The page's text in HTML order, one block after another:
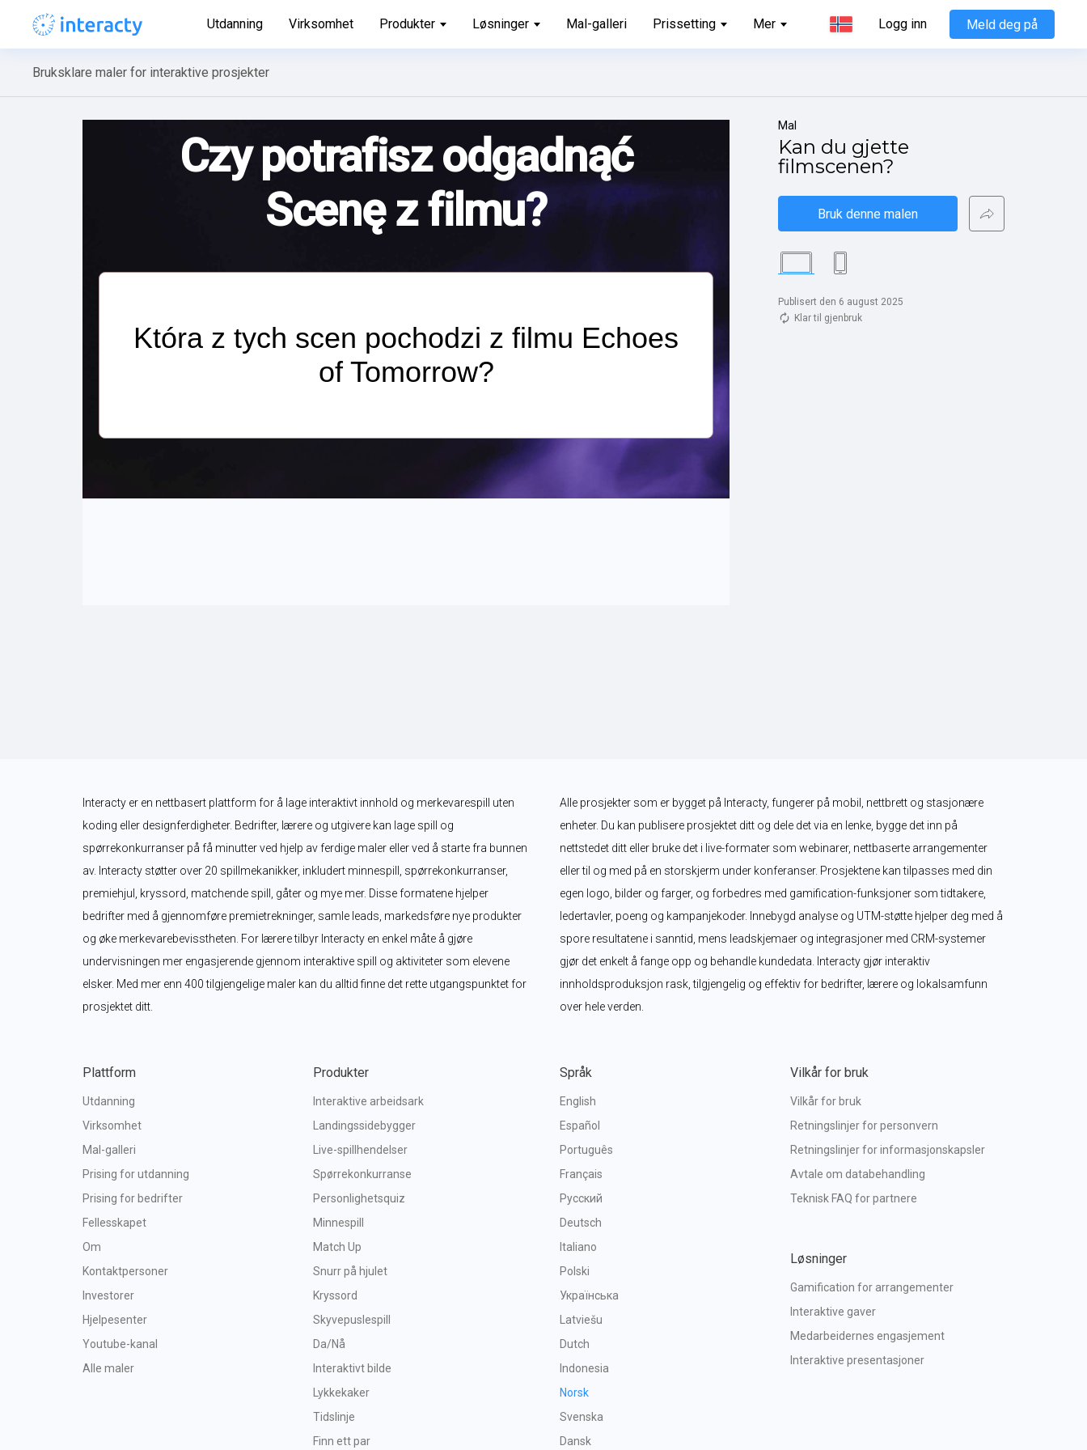
Utdanning Virksomhet Produkter Løsninger Mal-galleri Prissetting Mer Logg inn Meld deg på
Bruksklare maler for interaktive prosjekter
Mal
Kan du gjette
filmscenen?
Bruk denne malen
Publisert den 6 august 2025
Klar til gjenbruk
Interacty er en nettbasert plattform for å lage interaktivt innhold og merkevarespill uten
koding eller designferdigheter. Bedrifter, lærere og utgivere kan lage spill og
spørrekonkurranser på få minutter ved hjelp av ferdige maler eller ved å starte fra bunnen
av. Interacty støtter over 20 spillmekanikker, inkludert minnespill, spørrekonkurranser,
premiehjul, kryssord, matchende spill, gåter og mye mer. Disse formatene hjelper
bedrifter med å gjennomføre premietrekninger, samle leads, markedsføre nye produkter
og øke merkevarebevisstheten. For lærere tilbyr Interacty en enkel måte å gjøre
undervisningen mer engasjerende gjennom interaktive spill og aktiviteter som elevene
elsker. Med mer enn 400 tilgjengelige maler kan du alltid finne det rette utgangspunktet for
prosjektet ditt.
Alle prosjekter som er bygget på Interacty, fungerer på mobil, nettbrett og stasjonære
enheter. Du kan publisere prosjektet ditt og dele det via en lenke, bygge det inn på
nettstedet ditt eller bruke det i live-formater som webinarer, nettbaserte arrangementer
eller til og med på en storskjerm under konferanser. Prosjektene kan tilpasses med din
egen logo, bilder og farger, og forbedres med gamification-funksjoner som tidtakere,
ledertavler, poeng og kampanjekoder. Innebygd analyse og UTM-støtte hjelper deg med å
spore resultatene i sanntid, mens leadskjemaer og integrasjoner med CRM-systemer
gjør det enkelt å fange opp og behandle kundedata. Interacty gjør interaktiv
innholdsproduksjon rask, tilgjengelig og effektiv for bedrifter, lærere og lokalsamfunn
over hele verden.
Plattform
Utdanning
Virksomhet
Mal-galleri
Prising for utdanning
Prising for bedrifter
Fellesskapet
Om
Kontaktpersoner
Investorer
Hjelpesenter
Youtube-kanal
Alle maler
Produkter
Interaktive arbeidsark
Landingssidebygger
Live-spillhendelser
Spørrekonkurranse
Personlighetsquiz
Minnespill
Match Up
Snurr på hjulet
Kryssord
Skyvepuslespill
Da/Nå
Interaktivt bilde
Lykkekaker
Tidslinje
Finn ett par
Språk
English
Español
Português
Français
Русский
Deutsch
Italiano
Polski
Українська
Latviešu
Dutch
Indonesia
Norsk
Svenska
Dansk
Vilkår for bruk
Vilkår for bruk
Retningslinjer for personvern
Retningslinjer for informasjonskapsler
Avtale om databehandling
Teknisk FAQ for partnere
Løsninger
Gamification for arrangementer
Interaktive gaver
Medarbeidernes engasjement
Interaktive presentasjoner